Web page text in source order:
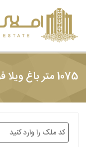
1075 متر باغ ویلا فوق لوکس درخوشنام ملارد